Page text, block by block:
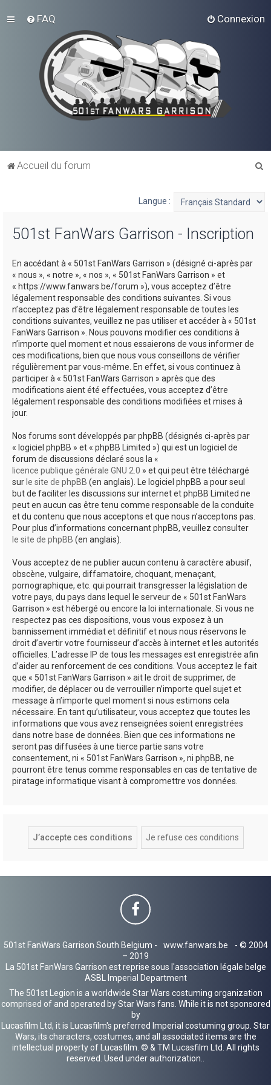
FAQ Connexion
Accueil du forum
Langue :
501st FanWars Garrison - Inscription
En accédant à « 501st FanWars Garrison » (désigné ci-après par
« nous », « notre », « nos », « 501st FanWars Garrison » et
« https://www.fanwars.be/forum »), vous acceptez d’être
légalement responsable des conditions suivantes. Si vous
n’acceptez pas d’être légalement responsable de toutes les
conditions suivantes, veuillez ne pas utiliser et accéder à « 501st
FanWars Garrison ». Nous pouvons modifier ces conditions à
n’importe quel moment et nous essaierons de vous informer de
ces modifications, bien que nous vous conseillons de vérifier
régulièrement par vous-même. En effet, si vous continuez à
participer à « 501st FanWars Garrison » après que des
modifications aient été effectuées, vous acceptez d’être
légalement responsable des conditions modifiées et mises à
jour.
Nos forums sont développés par phpBB (désignés ci-après par
« logiciel phpBB » et « phpBB Limited ») qui est un logiciel de
forum de discussions déclaré sous la «
licence publique générale GNU 2.0 » et qui peut être téléchargé
sur le site de phpBB (en anglais). Le logiciel phpBB a pour seul
but de faciliter les discussions sur internet et phpBB Limited ne
peut en aucun cas être tenu comme responsable de la conduite
et du contenu que nous acceptons et que nous n’acceptons pas.
Pour plus d’informations concernant phpBB, veuillez consulter
le site de phpBB (en anglais).
Vous acceptez de ne publier aucun contenu à caractère abusif,
obscène, vulgaire, diffamatoire, choquant, menaçant,
pornographique, etc. qui pourrait transgresser la législation de
votre pays, du pays dans lequel le serveur de « 501st FanWars
Garrison » est hébergé ou encore la loi internationale. Si vous ne
respectez pas ces dispositions, vous vous exposez à un
bannissement immédiat et définitif et nous nous réservons le
droit d’avertir votre fournisseur d’accès à internet et les autorités
officielles. L’adresse IP de tous les messages est enregistrée afin
d’aider au renforcement de ces conditions. Vous acceptez le fait
que « 501st FanWars Garrison » ait le droit de supprimer, de
modifier, de déplacer ou de verrouiller n’importe quel sujet et
message à n’importe quel moment si nous estimons cela
nécessaire. En tant qu’utilisateur, vous acceptez que toutes les
informations que vous avez renseignées soient enregistrées
dans notre base de données. Bien que ces informations ne
seront pas diffusées à une tierce partie sans votre
consentement, ni « 501st FanWars Garrison », ni phpBB, ne
pourront être tenus comme responsables en cas de tentative de
piratage informatique visant à compromettre vos données.
501st FanWars Garrison South Belgium - www.fanwars.be
- © 2004
– 2019
La 501st FanWars Garrison est reprise sous l'association légale belge
ASBL Imperial Department
The 501st Legion is a worldwide Star Wars costuming organization
comprised of and operated by Star Wars fans. While it is not sponsored
by
Lucasfilm Ltd, it is Lucasfilm's preferred Imperial costuming group. Star
Wars, its characters, costumes, and all associated items are the
intellectual property of Lucasfilm. © & TM Lucasfilm Ltd. All rights
reserved. Used under authorization..